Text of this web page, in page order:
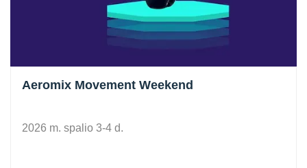
Aeromix Movement Weekend
2026 m. spalio 3-4 d.